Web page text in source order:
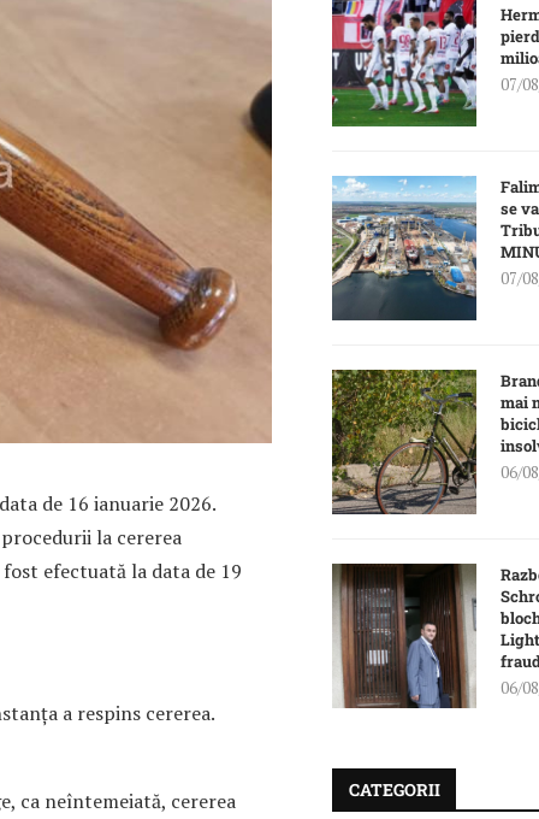
de 16 ianuarie 2026.
la cererea
efectuată la data de 19
a respins cererea.
ca neîntemeiată, cererea
07/
se
07/
mai
06/
06/
CATEGORII